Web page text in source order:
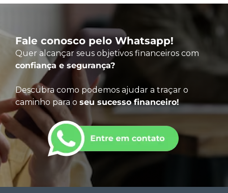
Fale conosco pelo Whatsapp!
Quer alcançar seus objetivos financeiros com
confiança e segurança?
Descubra como podemos ajudar a traçar o
caminho para o seu sucesso financeiro!